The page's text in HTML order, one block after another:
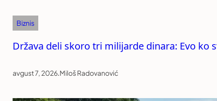
Biznis
Država deli skoro tri milijarde dinara: Evo
avgust 7, 2026.Miloš Radovanović